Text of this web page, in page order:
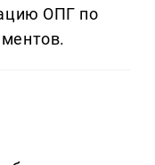
ОПГ по